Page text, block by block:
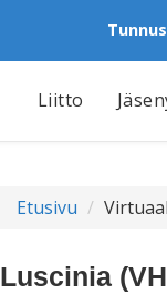
Tunnus
Liitto
Etusivu
Luscinia